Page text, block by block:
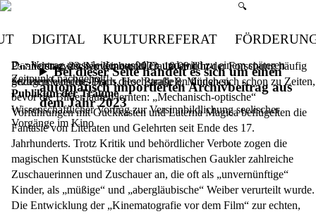
Suchmenü
🔍
DIGITAL KULTURREFERAT
Bei dieser Seite handelt es sich um einen
automatisch importierten Archivbeitrag aus
dem Jahr 2023
Der Vortrag muss leider ausfallen und wird zu einem späteren
Zeitpunkt nachgeholt!
Publikum der Träume
Wissenschaftlicher Vortrag zur Versinnbildlichung seelischer
Vorgänge im Kino
Parallelen zwischen Kino und Traum sind in der Forschung häufig
gezogen worden. Doch diese Parallelen finden sich schon zu Zeiten,
bevor die Bilder laufen lernten: „Mechanisch-optische“
Vorführungen mit Guckkasten und Laterna Magica beflügelten die
Fantasie von Literaten und Gelehrten seit Ende des 17.
Jahrhunderts. Trotz Kritik und behördlicher Verbote zogen die
magischen Kunststücke der charismatischen Gaukler zahlreiche
Zuschauerinnen und Zuschauer an, die oft als „unvernünftige“
Kinder, als „müßige“ und „abergläubische“ Weiber verurteilt wurde.
Die Entwicklung der „Kinematografie vor dem Film“ zur echten,
Donnerstag, 23. November 2023,19.00 Uhr
Sudetendeutsches Haus, Hochstraße 8, München